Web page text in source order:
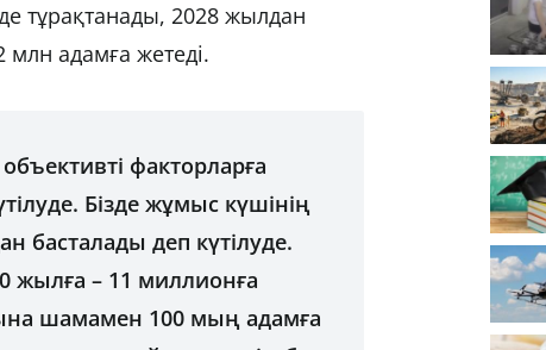
тұрақтанады, 2028 жылдан
млн адамға жетеді.
факторларға
Бізде жұмыс күшінің
басталады деп күтілуде.
жылға – 11 миллионға
шамамен 100 мың адамға